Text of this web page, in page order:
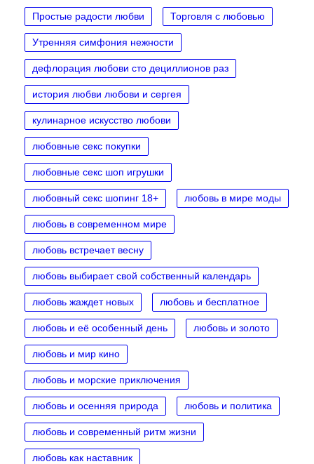
Простые радости любви Торговля с любовью
Утренняя симфония нежности
дефлорация любови сто дециллионов раз
история любви любови и сергея
кулинарное искусство любови
любовные секс покупки
любовные секс шоп игрушки
любовный секс шопинг 18+ любовь в мире моды
любовь в современном мире
любовь встречает весну
любовь выбирает свой собственный календарь
любовь жаждет новых любовь и бесплатное
любовь и её особенный день любовь и золото
любовь и мир кино
любовь и морские приключения
любовь и осенняя природа любовь и политика
любовь и современный ритм жизни
любовь как наставник